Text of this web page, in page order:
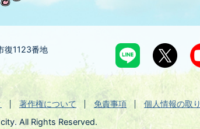
復1123番地
著作権について 免責事項
個人情報の取り
All Rights Reserved.